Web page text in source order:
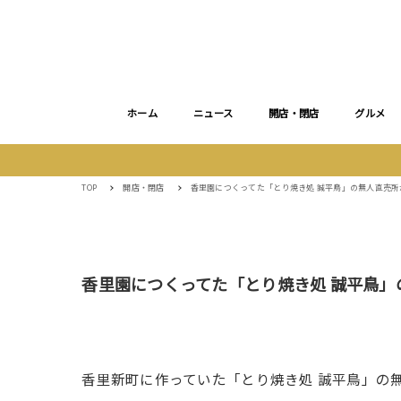
ホーム ニュース 開店・閉店 グルメ
TOP 開店・閉店 香里園につくってた「とり焼き処 誠平鳥」の無人直売
香里園につくってた「とり焼き処 誠平鳥
香里新町に作っていた「とり焼き処 誠平鳥」の